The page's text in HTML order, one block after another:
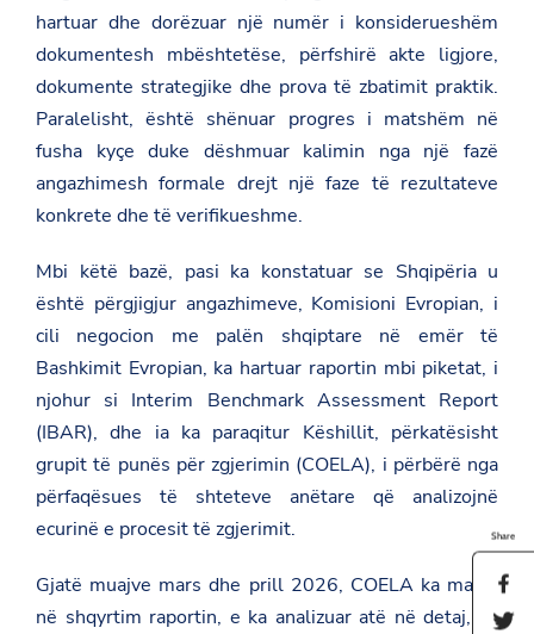
hartuar dhe dorëzuar një numër i konsiderueshëm
dokumentesh mbështetëse, përfshirë akte ligjore,
dokumente strategjike dhe prova të zbatimit praktik.
Paralelisht, është shënuar progres i matshëm në
fusha kyçe duke dëshmuar kalimin nga një fazë
angazhimesh formale drejt një faze të rezultateve
konkrete dhe të verifikueshme.
Mbi këtë bazë, pasi ka konstatuar se Shqipëria u
është përgjigjur angazhimeve, Komisioni Evropian, i
cili negocion me palën shqiptare në emër të
Bashkimit Evropian, ka hartuar raportin mbi piketat, i
njohur si Interim Benchmark Assessment Report
(IBAR), dhe ia ka paraqitur Këshillit, përkatësisht
grupit të punës për zgjerimin (COELA), i përbërë nga
përfaqësues të shteteve anëtare që analizojnë
ecurinë e procesit të zgjerimit.
Gjatë muajve mars dhe prill 2026, COELA ka marrë
në shqyrtim raportin, e ka analizuar atë në detaj, ka
Share
S
a
S